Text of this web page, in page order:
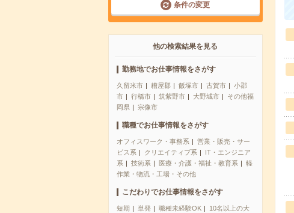
条件の変更
他の検索結果を見る
勤務地でお仕事情報をさがす
久留米市 糟屋郡 飯塚市 古賀市
小郡
市
行橋市 筑紫野市 大野城市
その他福
岡県
宗像市
職種でお仕事情報をさがす
オフィスワーク・事務系
営業・販売・サー
ビス系
クリエイティブ系
IT・エンジニア
系
技術系 医療・介護・福祉・教育系
軽
作業・物流・工場・その他
こだわりでお仕事情報をさがす
短期 単発 職種未経験OK
10名以上の大